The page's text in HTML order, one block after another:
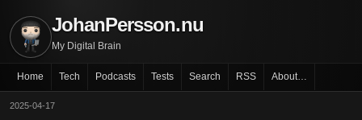
JohanPersson.nu
My Digital Brain
Home Tech Podcasts Tests Search RSS About…
2025-04-17